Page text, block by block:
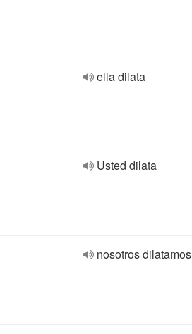
ella dilata
Usted dilata
nosotros dilatamos